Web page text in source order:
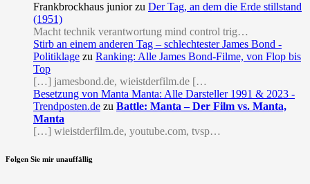
Frankbrockhaus junior zu Der Tag, an dem die Erde stillstand
(1951)
Macht technik verantwortung mind control trig…
Stirb an einem anderen Tag – schlechtester James Bond -
Politiklage zu Ranking: Alle James Bond-Filme, von Flop bis
Top
[…] jamesbond.de, wieistderfilm.de […
Besetzung von Manta Manta: Alle Darsteller 1991 & 2023 -
Trendposten.de zu Battle: Manta – Der Film vs. Manta,
Manta
[…] wieistderfilm.de, youtube.com, tvsp…
Folgen Sie mir unauffällig